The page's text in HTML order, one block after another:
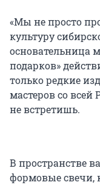
«Мы не просто
культуру
основательница
подарков»
только редкие
мастеров со всей
не встретишь.
В пространстве
формовые свечи,